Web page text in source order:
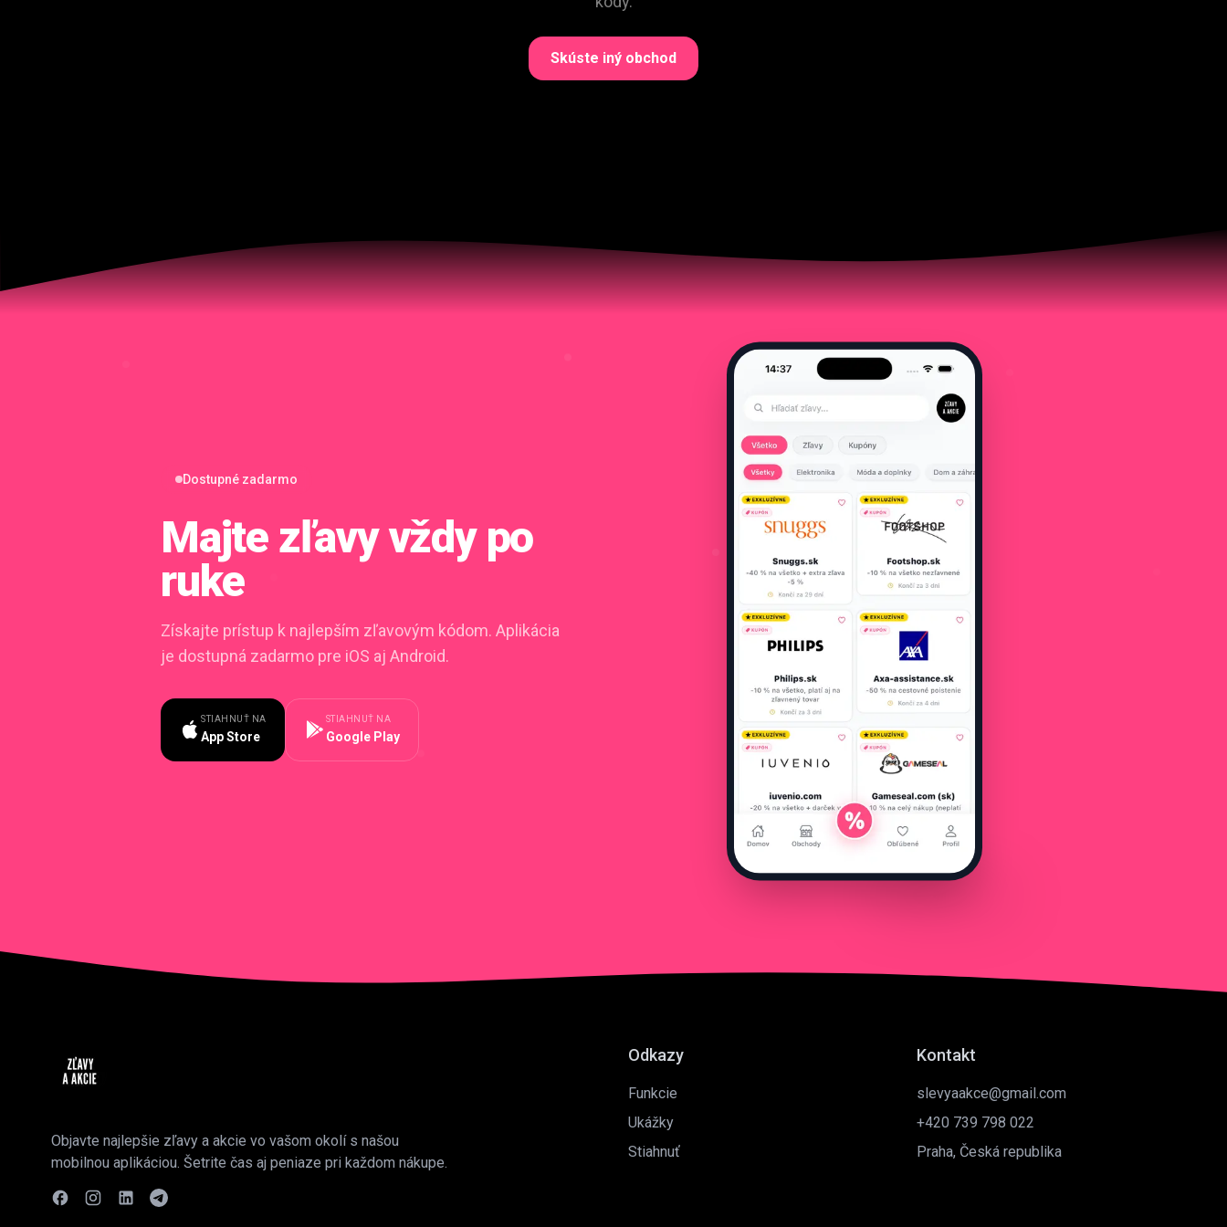
Skúste iný obchod
Dostupné zadarmo
Majte zľavyvždy po
ruke
Získajte prístup k najlepším zľavovým kódom. Aplikácia
je dostupná zadarmo pre iOS aj Android.
STIAHNUŤ NA
App Store
STIAHNUŤ NA
Google Play
Objavte najlepšie zľavy a akcie vo vašom okolí s našou
mobilnou aplikáciou. Šetrite čas aj peniaze pri každom nákupe.
Odkazy
Funkcie
Ukážky
Stiahnuť
Kontakt
slevyaakce@gmail.com
+420 739 798 022
Praha, Česká republika